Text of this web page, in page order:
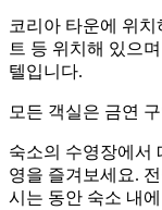
코리아 타운에 위
트 등 위치해 있으
텔입니다.
모든 객실은 금연
숙소의 수영장에서
영을 즐겨보세요.
시는 동안 숙소 내